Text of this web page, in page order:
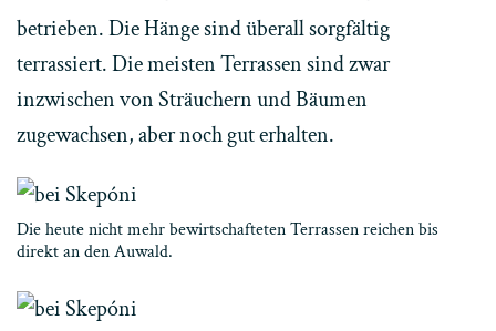
betrieben. Die Hänge sind überall sorgfältig
terrassiert. Die meisten Terrassen sind zwar
inzwischen von Sträuchern und Bäumen
zugewachsen, aber noch gut erhalten.
Die heute nicht mehr bewirtschafteten Terrassen reichen bis
direkt an den Auwald.